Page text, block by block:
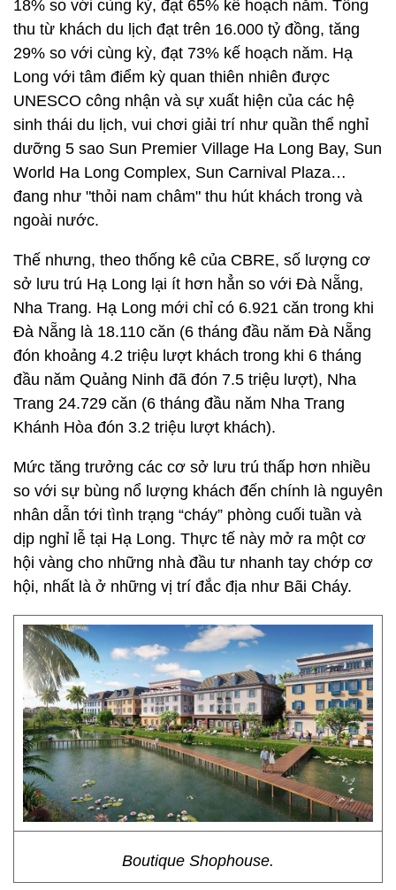
18% so với cùng kỳ, đạt 65% kế hoạch năm. Tổng
thu từ khách du lịch đạt trên 16.000 tỷ đồng, tăng
29% so với cùng kỳ, đạt 73% kế hoạch năm. Hạ
Long với tâm điểm kỳ quan thiên nhiên được
UNESCO công nhận và sự xuất hiện của các hệ
sinh thái du lịch, vui chơi giải trí như quần thể nghỉ
dưỡng 5 sao Sun Premier Village Ha Long Bay, Sun
World Ha Long Complex, Sun Carnival Plaza…
đang như "thỏi nam châm" thu hút khách trong và
ngoài nước.
Thế nhưng, theo thống kê của CBRE, số lượng cơ
sở lưu trú Hạ Long lại ít hơn hẳn so với Đà Nẵng,
Nha Trang. Hạ Long mới chỉ có 6.921 căn trong khi
Đà Nẵng là 18.110 căn (6 tháng đầu năm Đà Nẵng
đón khoảng 4.2 triệu lượt khách trong khi 6 tháng
đầu năm Quảng Ninh đã đón 7.5 triệu lượt), Nha
Trang 24.729 căn (6 tháng đầu năm Nha Trang
Khánh Hòa đón 3.2 triệu lượt khách).
Mức tăng trưởng các cơ sở lưu trú thấp hơn nhiều
so với sự bùng nổ lượng khách đến chính là nguyên
nhân dẫn tới tình trạng “cháy” phòng cuối tuần và
dịp nghỉ lễ tại Hạ Long. Thực tế này mở ra một cơ
hội vàng cho những nhà đầu tư nhanh tay chớp cơ
hội, nhất là ở những vị trí đắc địa như Bãi Cháy.
Boutique Shophouse.